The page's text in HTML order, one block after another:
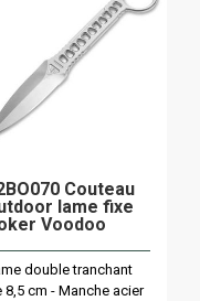
Couteau
lame fixe
Voodoo
double tranchant
8,5 cm - Manche acier